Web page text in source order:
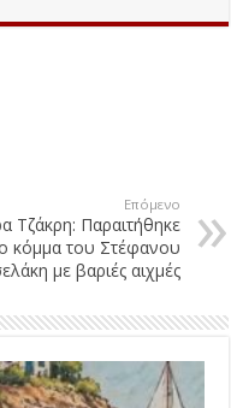
Επόμενο
Τζάκρη: Παραιτήθηκε
κόμμα του Στέφανου
με βαριές αιχμές